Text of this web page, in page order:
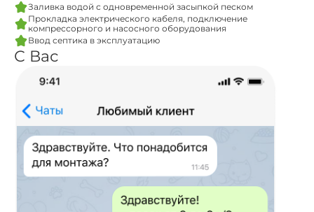
Заливка водой с одновременной засыпкой песком
Прокладка электрического кабеля, подключение
компрессорного и насосного оборудования
Ввод септика в эксплуатацию
С Вас